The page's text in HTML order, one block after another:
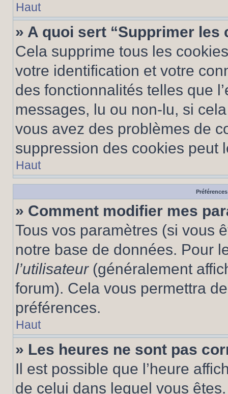
Haut
» A quoi sert “Supprimer les
Cela supprime tous les
votre identification et votre
des fonctionnalités telles que
messages, lu ou non-lu, si
vous avez des problèmes de
suppression des cookies peut
Haut
» Comment modifier mes
Tous vos paramètres (si vous
notre base de données. Pour
l’utilisateur(généralement
forum). Cela vous permettra
préférences.
Haut
» Les heures ne sont pas
Il est possible que l’heure
de celui dans lequel vous